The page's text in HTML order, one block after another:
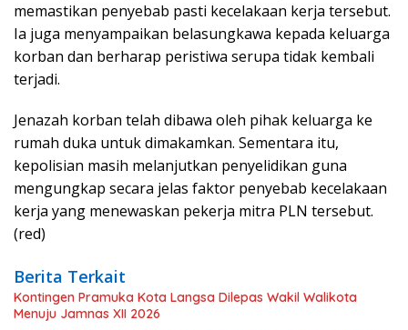
memastikan penyebab pasti kecelakaan kerja tersebut.
Ia juga menyampaikan belasungkawa kepada keluarga
korban dan berharap peristiwa serupa tidak kembali
terjadi.
Jenazah korban telah dibawa oleh pihak keluarga ke
rumah duka untuk dimakamkan. Sementara itu,
kepolisian masih melanjutkan penyelidikan guna
mengungkap secara jelas faktor penyebab kecelakaan
kerja yang menewaskan pekerja mitra PLN tersebut.
(red)
Berita Terkait
Kontingen Pramuka Kota Langsa Dilepas Wakil Walikota
Menuju Jamnas XII 2026